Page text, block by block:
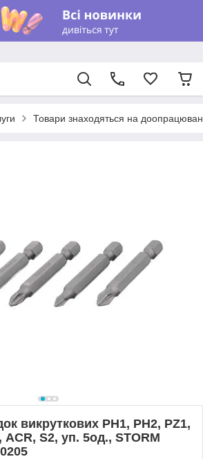
Товари знаходяться на
викруткових PH1, PH2, PZ1,
S2, уп. 5од., STORM